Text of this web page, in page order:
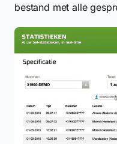
bestand met alle